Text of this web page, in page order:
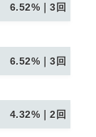
6.52%｜3回
6.52%｜3回
4.32%｜2回